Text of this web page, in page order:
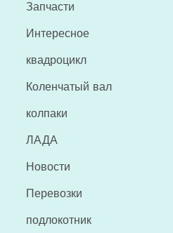
Запчасти
Интересное
квадроцикл
Коленчатый вал
колпаки
ЛАДА
Новости
Перевозки
подлокотник